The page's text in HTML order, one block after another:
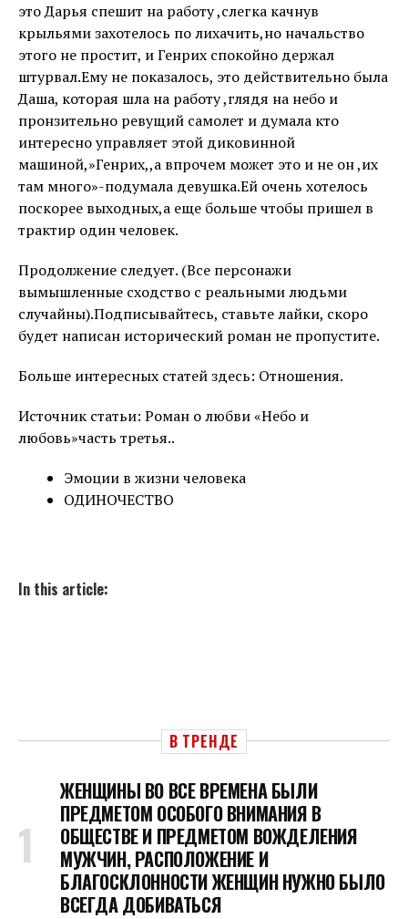
это Дарья спешит на работу ,слегка качнув
крыльями захотелось по лихачить,но начальство
этого не простит, и Генрих спокойно держал
штурвал.Ему не показалось, это действительно была
Даша, которая шла на работу ,глядя на небо и
пронзительно ревущий самолет и думала кто
интересно управляет этой диковинной
машиной,»Генрих,,а впрочем может это и не он ,их
там много»-подумала девушка.Ей очень хотелось
поскорее выходных,а еще больше чтобы пришел в
трактир один человек.
Продолжение следует. (Все персонажи
вымышленные сходство с реальными людьми
случайны).Подписывайтесь, ставьте лайки, скоро
будет написан исторический роман не пропустите.
Больше интересных статей здесь: Отношения.
Источник статьи: Роман о любви «Небо и
любовь»часть третья..
Эмоции в жизни человека
ОДИНОЧЕСТВО
In this article:
В ТРЕНДЕ
ЖЕНЩИНЫ ВО ВСЕ ВРЕМЕНА БЫЛИ
ПРЕДМЕТОМ ОСОБОГО ВНИМАНИЯ В
ОБЩЕСТВЕ И ПРЕДМЕТОМ ВОЖДЕЛЕНИЯ
МУЖЧИН, РАСПОЛОЖЕНИЕ И
БЛАГОСКЛОННОСТИ ЖЕНЩИН НУЖНО БЫЛО
ВСЕГДА ДОБИВАТЬСЯ